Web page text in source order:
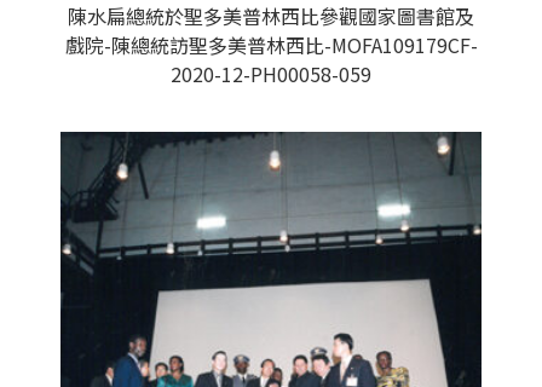
陳水扁總統於聖多美普林西比參觀國家圖書館及
戲院-陳總統訪聖多美普林西比-MOFA109179CF-
2020-12-PH00058-059